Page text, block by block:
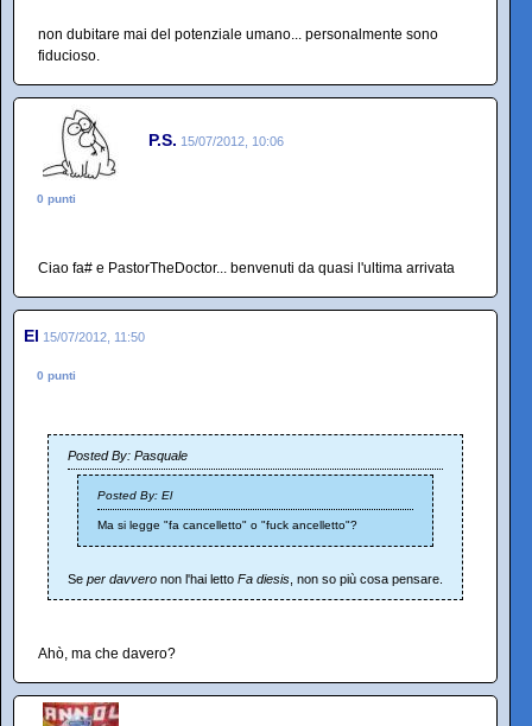
non dubitare mai del potenziale umano... personalmente sono
fiducioso.
P.S. 15/07/2012, 10:06
0 punti
Ciao fa# e PastorTheDoctor... benvenuti da quasi l'ultima arrivata
El 15/07/2012, 11:50
0 punti
Posted By: Pasquale
Posted By: El
Ma si legge "fa cancelletto" o "fuck ancelletto"?
Se per davvero non l'hai letto Fa diesis , non so più cosa pensare.
Ahò, ma che davero?